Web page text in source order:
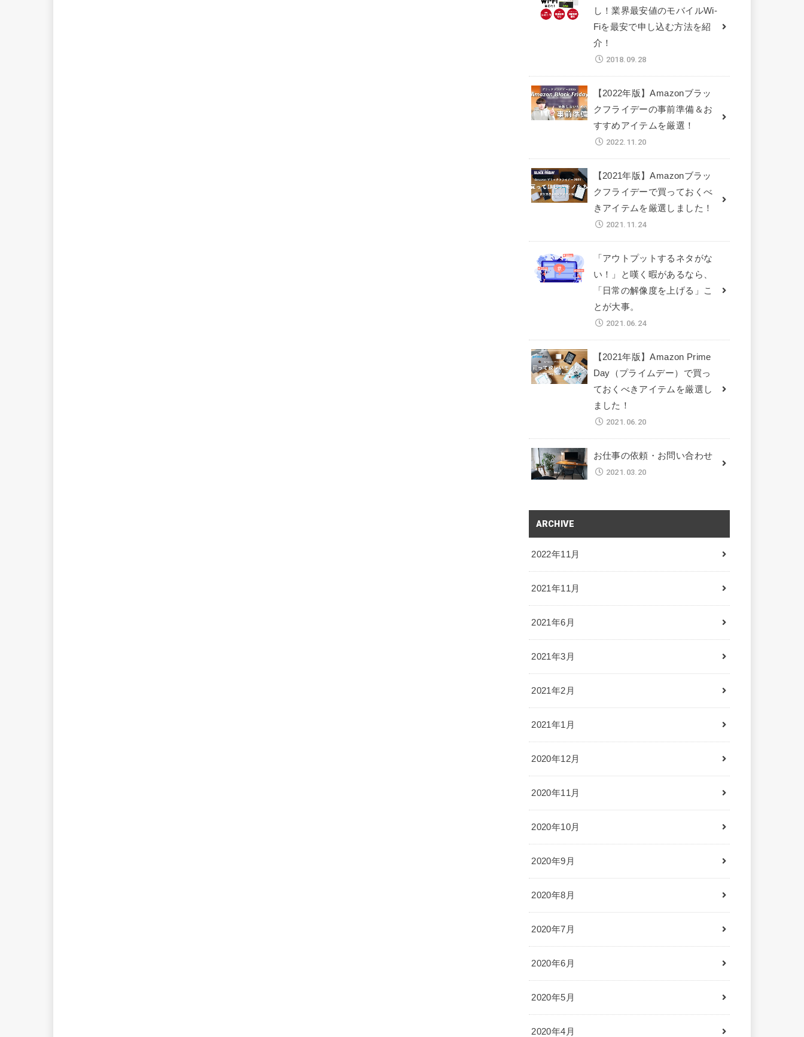
し！業界最安値のモバイルWi-
Fiを最安で申し込む方法を紹
介！
2018.09.28
【2022年版】Amazonブラッ
クフライデーの事前準備＆お
すすめアイテムを厳選！
2022.11.20
【2021年版】Amazonブラッ
クフライデーで買っておくべ
きアイテムを厳選しました！
2021.11.24
「アウトプットするネタがな
い！」と嘆く暇があるなら、
「日常の解像度を上げる」こ
とが大事。
2021.06.24
【2021年版】Amazon Prime
Day（プライムデー）で買っ
ておくべきアイテムを厳選し
ました！
2021.06.20
お仕事の依頼・お問い合わせ
2021.03.20
ARCHIVE
2022年11月
2021年11月
2021年6月
2021年3月
2021年2月
2021年1月
2020年12月
2020年11月
2020年10月
2020年9月
2020年8月
2020年7月
2020年6月
2020年5月
2020年4月